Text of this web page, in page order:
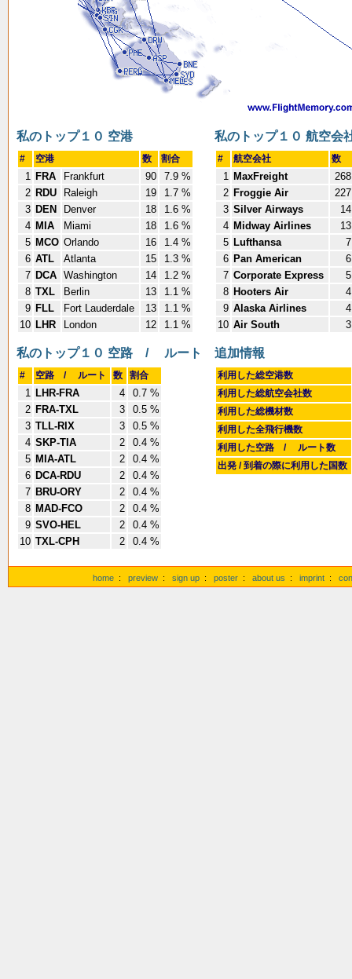
私のトップ１０ 空港
# 空港 数 割合
1 FRA Frankfurt 90
7.9 %
2 RDU Raleigh 19
1.7 %
3 DEN Denver 18
1.6 %
4 MIA Miami 18
1.6 %
5 MCO Orlando 16
1.4 %
6 ATL Atlanta 15
1.3 %
7 DCA Washington 14
1.2 %
8 TXL Berlin 13
1.1 %
9 FLL Fort Lauderdale 13
1.1 %
10 LHR London 12 1.1 %
私のトップ１０ 航空会
# 航空会社 数
1 MaxFreight
268
2 Froggie Air
227
3 Silver Airways
14
4 Midway Airlines
13
5 Lufthansa
7
6 Pan American
6
7 Corporate Express
5
8 Hooters Air
4
9 Alaska Airlines
4
10 Air South 3
私のトップ１０ 空路 / ルート
# 空路 / ルート 数 割合
1 LHR-FRA 4
0.7 %
2 FRA-TXL 3
0.5 %
3 TLL-RIX 3
0.5 %
4 SKP-TIA 2
0.4 %
5 MIA-ATL 2
0.4 %
6 DCA-RDU 2
0.4 %
7 BRU-ORY 2
0.4 %
8 MAD-FCO 2
0.4 %
9 SVO-HEL 2
0.4 %
10 TXL-CPH 2 0.4 %
追加情報
利用した総空港数
利用した総航空会社数
利用した総機材数
利用した全飛行機数
利用した空路 / ルート数
出発 / 到着の際に利用した国数
home : preview : sign up : poster : about us : imprint :